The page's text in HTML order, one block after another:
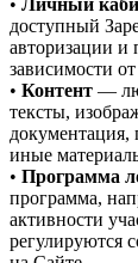
• Личный
доступный
авторизации
зависимости
• Контент —
тексты,
документация,
иные
• Программа
программа,
активности
регулируются